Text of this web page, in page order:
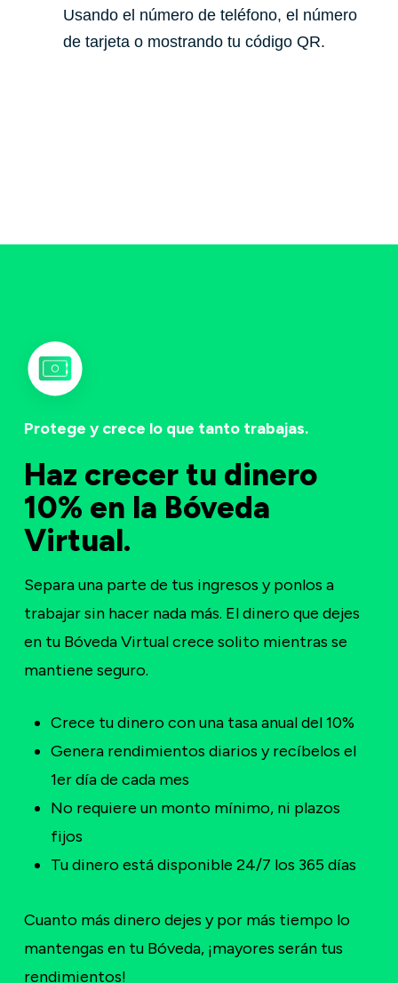
Usando el número de teléfono, el número
de tarjeta o mostrando tu código QR.
Protege y crece lo que tanto trabajas.
Haz crecer tu dinero
10% en la Bóveda
Virtual.
Separa una parte de tus ingresos y ponlos a
trabajar sin hacer nada más. El dinero que dejes
en tu Bóveda Virtual crece solito mientras se
mantiene seguro.
Crece tu dinero con una tasa anual del 10%
Genera rendimientos diarios y recíbelos el
1er día de cada mes
No requiere un monto mínimo, ni plazos
fijos
Tu dinero está disponible 24/7 los 365 días
Cuanto más dinero dejes y por más tiempo lo
mantengas en tu Bóveda, ¡mayores serán tus
rendimientos!